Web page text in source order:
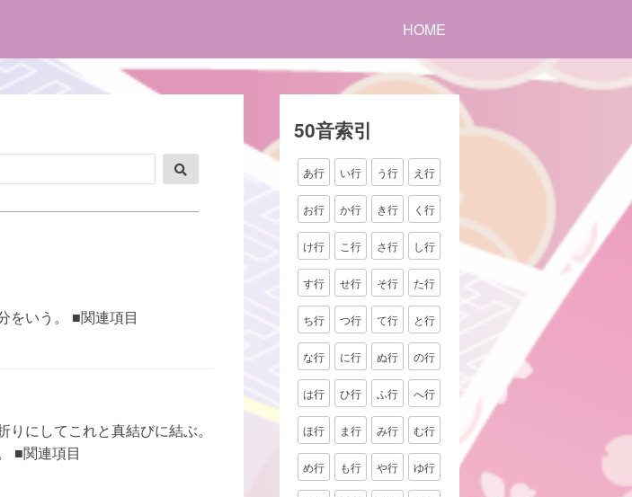
HOME
索
をいう。 ■関連項目
にしてこれと真結びに結ぶ。
■関連項目
50音索引
あ行 い行 う行 え行
お行 か行 き行 く行
け行 こ行 さ行 し行
す行 せ行 そ行 た行
ち行 つ行 て行 と行
な行 に行 ぬ行 の行
は行 ひ行 ふ行 へ行
ほ行 ま行 み行 む行
め行 も行 や行 ゆ行